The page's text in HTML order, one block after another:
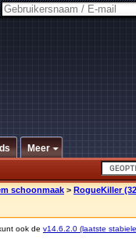
Meer
schoonmaak > RogueKiller
ook de v14.6.2.0 (laatste